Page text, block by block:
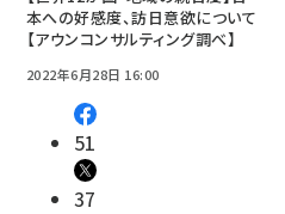
本への好感度、訪日意欲について
【アウンコンサルティング調べ】
2022年6月28日 16:00
51
37